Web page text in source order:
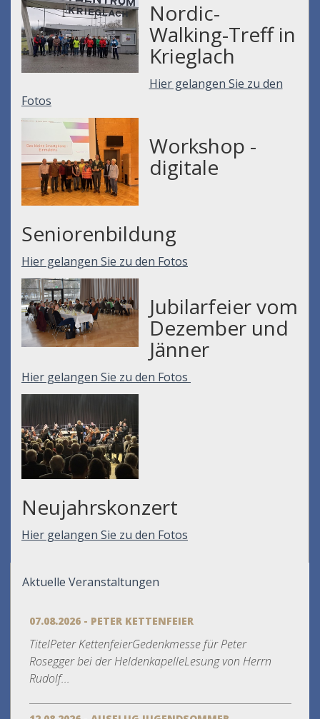
Nordic-
Walking-Treff in
Krieglach
Hier gelangen Sie zu den
Fotos
Workshop -
digitale
Seniorenbildung
Hier gelangen Sie zu den Fotos
Jubilarfeier vom
Dezember und
Jänner
Hier gelangen Sie zu den Fotos
Neujahrskonzert
Hier gelangen Sie zu den Fotos
Aktuelle Veranstaltungen
07.08.2026 - PETER KETTENFEIER
TitelPeter KettenfeierGedenkmesse für Peter
Rosegger bei der HeldenkapelleLesung von Herrn
Rudolf...